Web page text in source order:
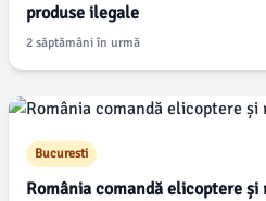
produse ilegale
2 săptămâni în urmă
Bucuresti
România comandă elicoptere